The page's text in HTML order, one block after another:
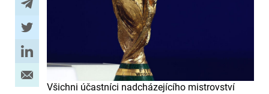
Všichni účastníci nadcházejícího mistrovství